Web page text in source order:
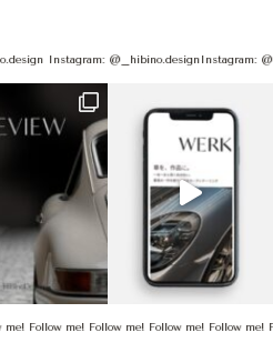
@_hibino.design Instagram: @_hibino.design
Follow me! Follow me! Follow me! Follow